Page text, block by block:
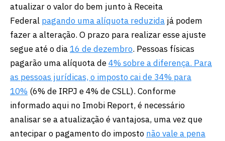
atualizar o valor do bem junto à Receita
Federal pagando uma alíquota reduzida já podem
fazer a alteração. O prazo para realizar esse ajuste
segue até o dia16 de dezembro. Pessoas físicas
pagarão uma alíquota de4% sobre a diferença. Para
as pessoas jurídicas, o imposto cai de 34% para
10% (6% de IRPJ e 4% de CSLL). Conforme
informado aqui no Imobi Report, é necessário
analisar se a atualização é vantajosa, uma vez que
antecipar o pagamento do imposto não vale a pena